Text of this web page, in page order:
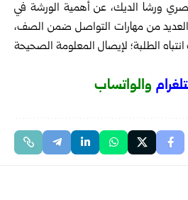
ورشا الديك، عن أهمية الورشة في
العديد من مهارات التواصل ضمن الصف،
الطلبة؛ لإيصال المعلومة الصحيحة
والواتساب